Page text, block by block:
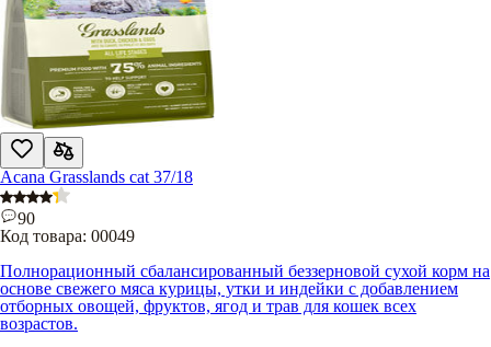
Acana Grasslands cat 37/18
90
Код товара: 00049
Полнорационный сбалансированный беззерновой сухой корм на
основе свежего мяса курицы, утки и индейки с добавлением
отборных овощей, фруктов, ягод и трав для кошек всех
возрастов.